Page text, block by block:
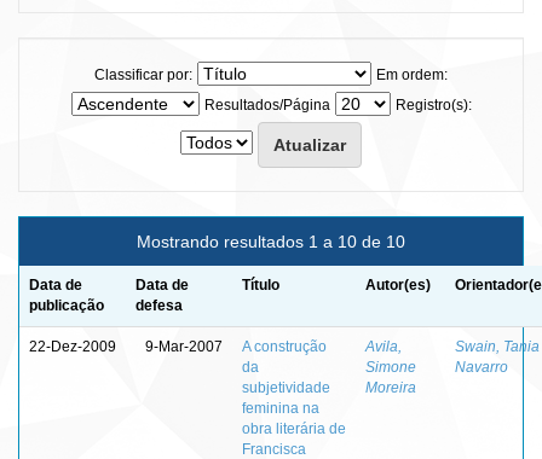
Classificar por:
Em ordem:
Resultados/Página
Registro(s):
Mostrando resultados 1 a 10 de 10
Data de
publicação
Data de
defesa
Título Autor(es)
22-Dez-2009 9-Mar-2007
A construção
da
subjetividade
feminina na
obra literária de
Francisca
Avila,
Simone
Moreira
Swain, Tania
Navarro